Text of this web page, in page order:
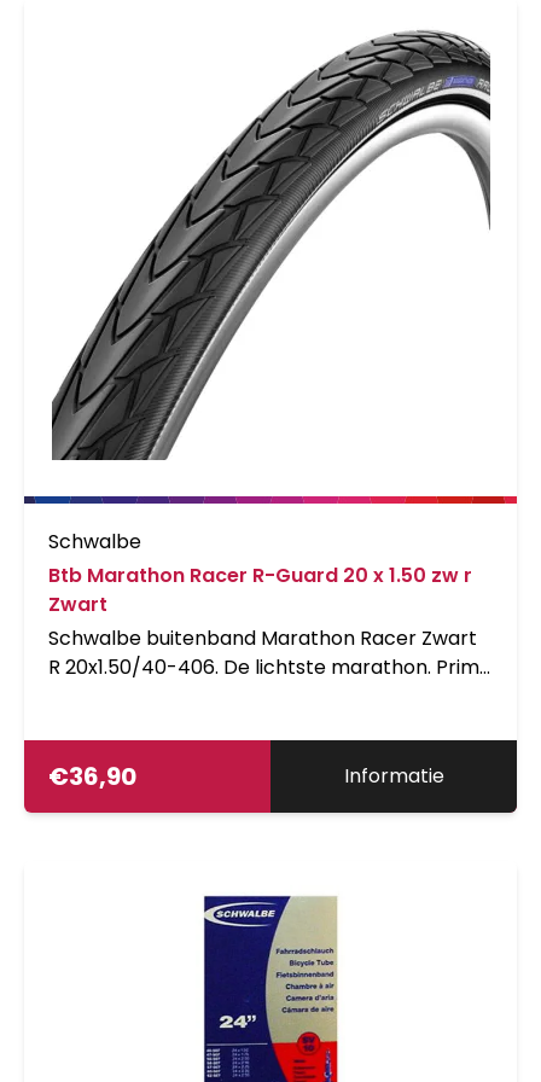
NB: Gebruik bij de Marathon Plus absoluut een
manometer voor het instellen van de
luchtdruk. Door de bijzondere opbouw van de
band is een test met de duimen om de
bandenspanning te 'meten' erg
onbetrouwbaar.
Schwalbe
Btb Marathon Racer R-Guard 20 x 1.50 zw r
Zwart
Schwalbe buitenband Marathon Racer Zwart
R 20x1.50/40-406. De lichtste marathon. Prima
prachtig gewichtniveau. Een erg sportieve
Marathonband. De Marathon Plus Racer is
snellere E-bikes, de S-pedelecs, worden
banden geadviseerd welke tot 50 km-u zijn
€36,90 Informatie